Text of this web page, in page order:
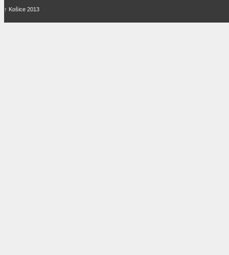
↑ Košice 2013